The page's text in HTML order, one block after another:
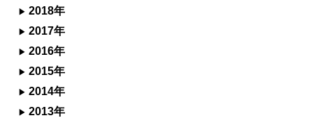
2018年
2017年
2016年
2015年
2014年
2013年